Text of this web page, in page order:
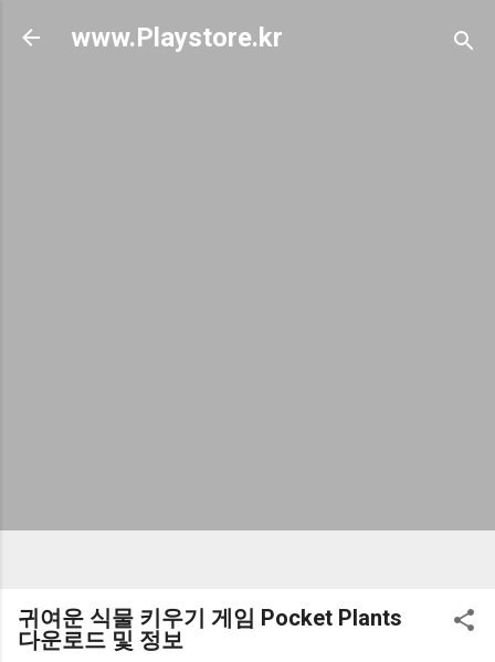
기본 콘텐츠로 건너뛰기
www.Playstore.kr
귀여운 식물 키우기 게임 Pocket Plants
다운로드 및 정보